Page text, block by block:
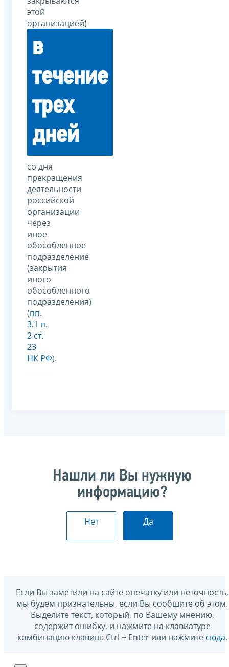
этой
организацией)
в
течение
трех
дней
со дня
прекращения
деятельности
российской
организации
через
иное
обособленное
подразделение
(закрытия
иного
обособленного
подразделения)
(пп.
3.1 п.
2 ст.
23
НК РФ).
Нашли ли Вы нужную
информацию?
Нет Да
Если Вы заметили на сайте опечатку или неточность,
мы будем признательны, если Вы сообщите об этом.
Выделите текст, который, по Вашему мнению,
содержит ошибку, и нажмите на клавиатуре
комбинацию клавиш: Ctrl + Enter или нажмите сюда.